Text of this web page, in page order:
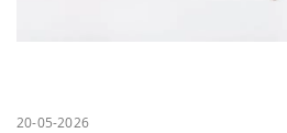
20-05-2026